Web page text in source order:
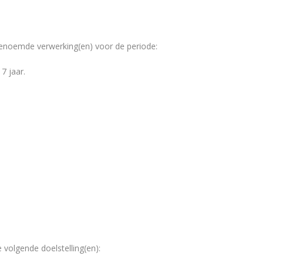
verwerking(en) voor de periode:
jaar.
doelstelling(en):